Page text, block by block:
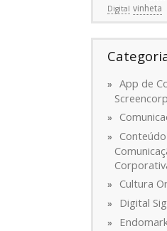
Digital vinheta
App de
Screencorp
Cultura
Digital